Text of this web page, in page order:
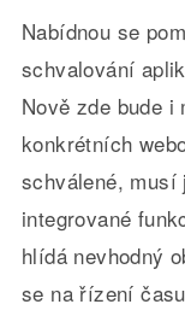
Nabídnou se
schvalování
Nově zde bude
konkrétních
schválené,
integrované
hlídá nevhodný
se na řízení